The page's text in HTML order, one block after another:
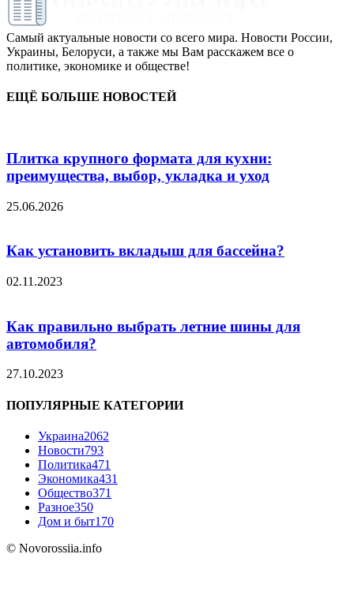
Самый актуальные новости со всего мира. Новости России,
Украины, Белоруси, а также мы Вам расскажем все о
политике, экономике и обществе!
ЕЩЁ БОЛЬШЕ НОВОСТЕЙ
Плитка крупного формата для кухни:
преимущества, выбор, укладка и уход
25.06.2026
Как установить вкладыш для бассейна?
02.11.2023
Как правильно выбрать летние шины для
автомобиля?
27.10.2023
ПОПУЛЯРНЫЕ КАТЕГОРИИ
Украина2062
Новости793
Политика471
Экономика431
Общество371
Разное350
Дом и быт170
© Novorossiia.info